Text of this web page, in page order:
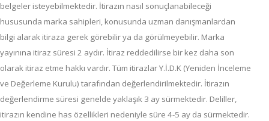
belgeler isteyebilmektedir. İtirazın nasıl sonuçlanabileceği
hususunda marka sahipleri, konusunda uzman danışmanlardan
bilgi alarak itiraza gerek görebilir ya da görülmeyebilir. Marka
yayınına itiraz süresi 2 aydır. İtiraz reddedilirse bir kez daha son
olarak itiraz etme hakkı vardır. Tüm itirazlar Y.İ.D.K (Yeniden İnceleme
ve Değerleme Kurulu) tarafından değerlendirilmektedir. İtirazın
değerlendirme süresi genelde yaklaşık 3 ay sürmektedir. Deliller,
itirazın kendine has özellikleri nedeniyle süre 4-5 ay da sürmektedir.